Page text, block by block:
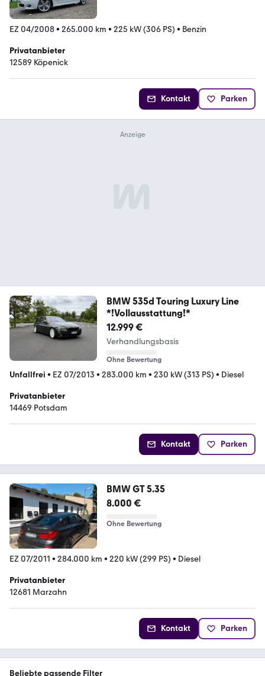
EZ 04/2008• 265.000 km • 225 kW (306 PS) • Benzin
Privatanbieter
12589 Köpenick
Kontakt Parken
BMW 535d Touring Luxury Line
*!Vollausstattung!*
12.999 €
Verhandlungsbasis
Ohne Bewertung
Unfallfrei • EZ 07/2013 • 283.000 km • 230 kW (313 PS) • Diesel
Privatanbieter
14469 Potsdam
Kontakt Parken
BMW GT 5.35
8.000 €
Ohne Bewertung
EZ 07/2011 • 284.000 km • 220 kW (299 PS) • Diesel
Privatanbieter
12681 Marzahn
Kontakt Parken
Beliebte passende Filter